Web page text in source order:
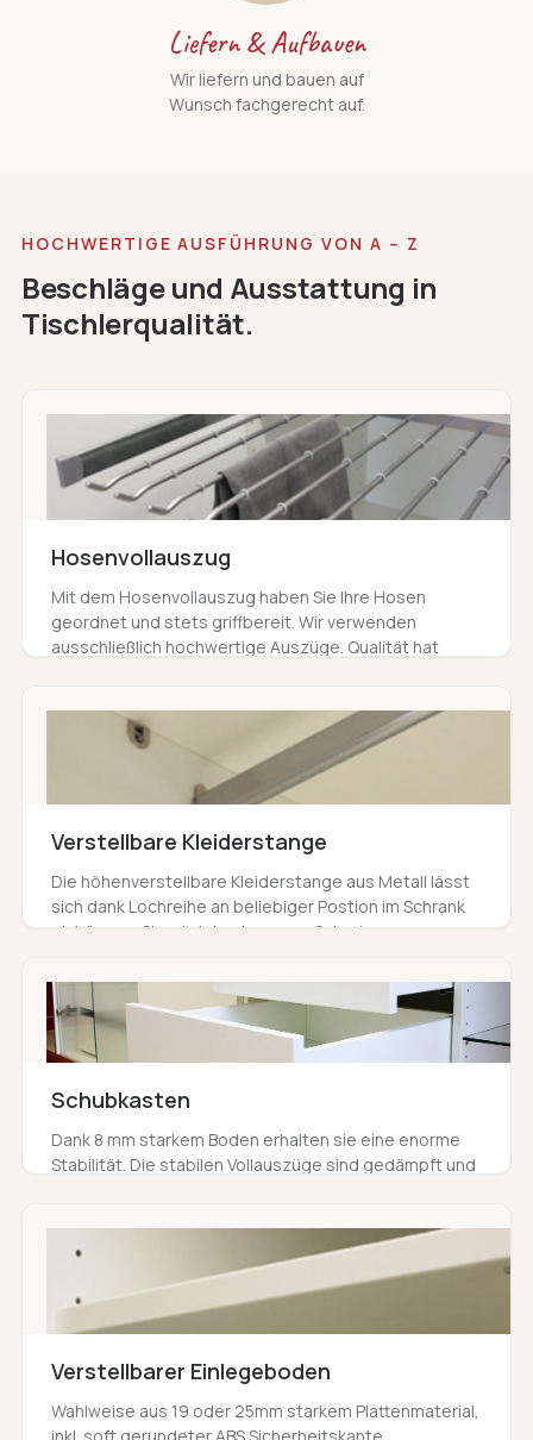
Liefern & Aufbauen
Wir liefern und bauen auf
Wunsch fachgerecht auf.
HOCHWERTIGE AUSFÜHRUNG VON A – Z
Beschläge und Ausstattung in
Tischlerqualität.
Hosenvollauszug
Mit dem Hosenvollauszug haben Sie Ihre Hosen
geordnet und stets griffbereit. Wir verwenden
ausschließlich hochwertige Auszüge. Qualität hat
Verstellbare Kleiderstange
Die höhenverstellbare Kleiderstange aus Metall lässt
sich dank Lochreihe an beliebiger Postion im Schrank
einhängen. Sie wird durch unsere Schreiner
Schubkasten
Dank 8 mm starkem Boden erhalten sie eine enorme
Stabilität. Die stabilen Vollauszüge sind gedämpft und
Verstellbarer Einlegeboden
Wahlweise aus 19 oder 25mm starkem Plattenmaterial,